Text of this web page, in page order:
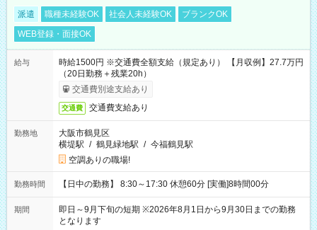
派遣 職種未経験OK 社会人未経験OK
ブランクOK
WEB登録・面接OK
給与
時給1500円 ※交通費全額支給（規定あり） 【月収例】27.7万円
（20日勤務＋残業20h）
交通費別途支給あり
交通費 交通費支給あり
勤務地
大阪市鶴見区
横堤駅 / 鶴見緑地駅 / 今福鶴見駅
空調ありの職場!
勤務時間 【日中の勤務】 8:30～17:30 休憩60分 [実働]8時間00分
期間
即日～9月下旬の短期 ※2026年8月1日から9月30日までの勤務
となります